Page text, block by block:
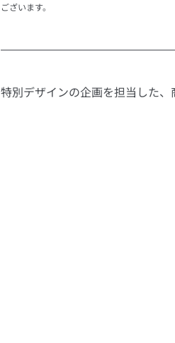
ございます。
特別デザインの企画を担当した